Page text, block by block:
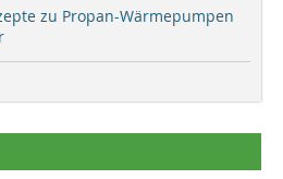
zu Propan-Wärmepumpen